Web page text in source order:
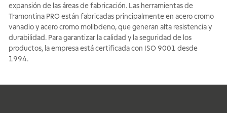
expansión de las áreas de fabricación. Las herramientas de
Tramontina PRO están fabricadas principalmente en acero cromo
vanadio y acero cromo molibdeno, que generan alta resistencia y
durabilidad. Para garantizar la calidad y la seguridad de los
productos, la empresa está certificada con ISO 9001 desde
1994.